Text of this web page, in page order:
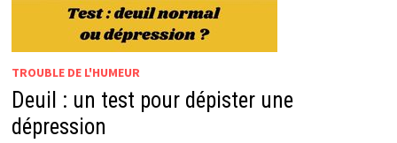
TROUBLE DE L'HUMEUR
Deuil : un test pour dépister une
dépression